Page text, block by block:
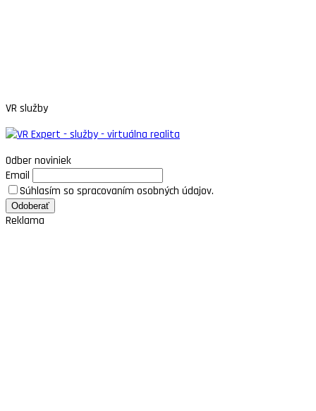
VR služby
Odber noviniek
Email
Súhlasím so spracovaním osobných údajov.
Reklama